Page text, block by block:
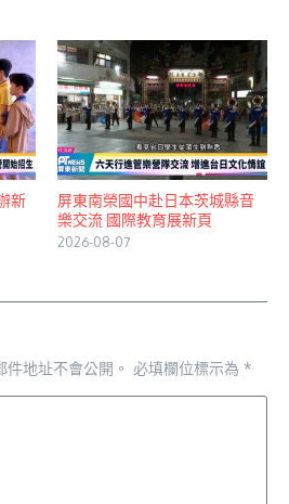
新
屏東南榮國中赴日本茨城縣音
樂交流 國際教育展新頁
2026-08-07
地址不會公開。 必填欄位標示為 *